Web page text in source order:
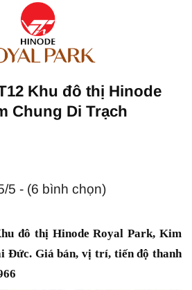
Khu đô thị Hinode
Chung Di Trạch
5 - (6 bình chọn)
đô thị Hinode Royal Park, Kim
Đức. Giá bán, vị trí, tiến độ thanh